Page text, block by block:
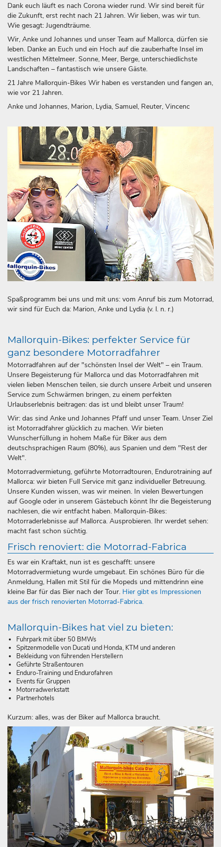
Dank euch läuft es nach Corona wieder rund. Wir sind bereit für
die Zukunft, erst recht nach 21 Jahren. Wir lieben, was wir tun.
Wie gesagt: Jugendträume.
Wir, Anke und Johannes und unser Team auf Mallorca, dürfen sie
leben. Danke an Euch und ein Hoch auf die zauberhafte Insel im
westlichen Mittelmeer. Sonne, Meer, Berge, unterschiedlichste
Landschaften – fantastisch wie unsere Gäste.
21 Jahre Mallorquin-Bikes Wir haben es verstanden und fangen an,
wie vor 21 Jahren.
Anke und Johannes, Marion, Lydia, Samuel, Reuter, Vincenc
Spaßprogramm bei uns und mit uns: vom Anruf bis zum Motorrad,
wir sind für Euch da: Marion, Anke und Lydia (v. l. n. r.)
Mallorquin-Bikes: perfekter Service für
ganz besondere Motorradfahrer
Motorradfahren auf der "schönsten Insel der Welt" – ein Traum.
Unsere Begeisterung für Mallorca und das Motorradfahren mit
vielen lieben Menschen teilen, sie durch unsere Arbeit und unseren
Service zum Schwärmen bringen, zu einem perfekten
Urlaubserlebnis beitragen: das ist und bleibt unser Traum!
Wir: das sind Anke und Johannes Pfaff und unser Team. Unser Ziel
ist Motorradfahrer glücklich zu machen. Wir bieten
Wunscherfüllung in hohem Maße für Biker aus dem
deutschsprachigen Raum (80%), aus Spanien und dem "Rest der
Welt".
Motorradvermietung, geführte Motorradtouren, Endurotraining auf
Mallorca: wir bieten Full Service mit ganz individueller Betreuung.
Unsere Kunden wissen, was wir meinen. In vielen Bewertungen
auf Google oder in unserem Gästebuch könnt Ihr die Begeisterung
nachlesen, die wir entfacht haben. Mallorquin-Bikes:
Motorraderlebnisse auf Mallorca. Ausprobieren. Ihr werdet sehen:
macht fast schon süchtig.
Frisch renoviert: die Motorrad-Fabrica
Es war ein Kraftakt, nun ist es geschafft: unsere
Motorradvermietung wurde umgebaut. Ein schönes Büro für die
Anmeldung, Hallen mit Stil für die Mopeds und mittendrinn eine
kleine Bar für das Bier nach der Tour. Hier gibt es Impressionen
aus der frisch renovierten Motorrad-Fabrica.
Mallorquin-Bikes hat viel zu bieten:
Fuhrpark mit über 50 BMWs
Spitzenmodelle von Ducati und Honda, KTM und anderen
Bekleidung von führenden Herstellern
Geführte Straßentouren
Enduro-Training und Endurofahren
Events für Gruppen
Motorradwerkstatt
Partnerhotels
Kurzum: alles, was der Biker auf Mallorca braucht.